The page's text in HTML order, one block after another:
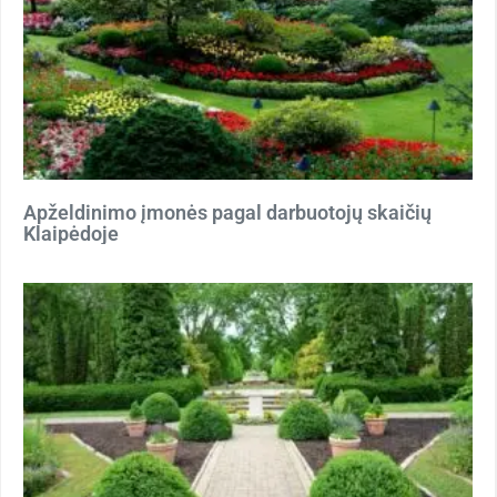
Apželdinimo įmonės pagal darbuotojų skaičių
Klaipėdoje